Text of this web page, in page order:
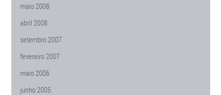
maio 2008
abril 2008
setembro 2007
fevereiro 2007
maio 2006
junho 2005